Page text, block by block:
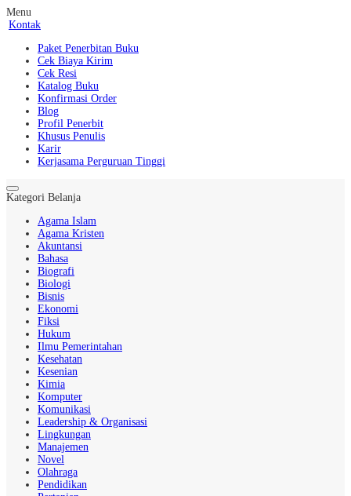
Menu
Kontak
Paket Penerbitan Buku
Cek Biaya Kirim
Cek Resi
Katalog Buku
Konfirmasi Order
Blog
Profil Penerbit
Khusus Penulis
Karir
Kerjasama Perguruan Tinggi
Kategori Belanja
Agama Islam
Agama Kristen
Akuntansi
Bahasa
Biografi
Biologi
Bisnis
Ekonomi
Fiksi
Hukum
Ilmu Pemerintahan
Kesehatan
Kesenian
Kimia
Komputer
Komunikasi
Leadership & Organisasi
Lingkungan
Manajemen
Novel
Olahraga
Pendidikan